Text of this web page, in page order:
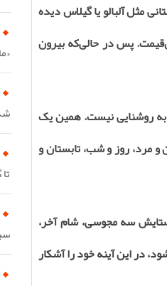
مثل آلبالو یا گیلاس دیده
پس در حالی‌که بیرون
روشنایی نیست. همین یک
مرد، روز و شب، تابستان و
ستایش سه مجوسی، شام آخر،
در این آینه خود را آشکار